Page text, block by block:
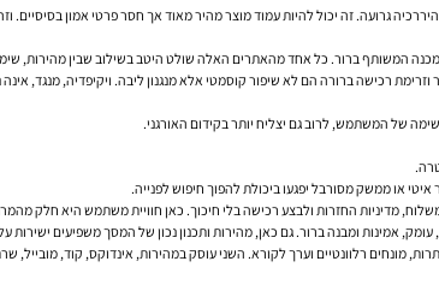
גרועה. זה יכול להיות עמוד מוצר מהיר מאוד אך חסר פרטי אמון בסיסיים.
של המשתמש, לרוב גם יצליח יותר בקידום האורגני.
או ממשק מסורבל יפגעו ביכולת להפוך חיפוש לפנייה.
מדיניות החזרות ולבצע רכישה בלי חיכוך. כאן חוויית משתמש היא חלק